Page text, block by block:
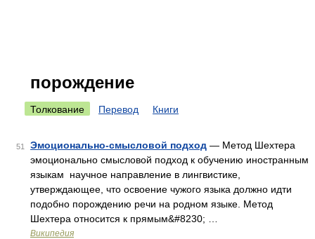
порождение
Толкование Перевод Книги
51 Эмоционально-смысловой подход — Метод Шехтера
эмоционально смысловой подход к обучению иностранным
языкам научное направление в лингвистике,
утверждающее, что освоение чужого языка должно идти
подобно порождению речи на родном языке. Метод
Шехтера относится к прямым&#8230; …
Википедия